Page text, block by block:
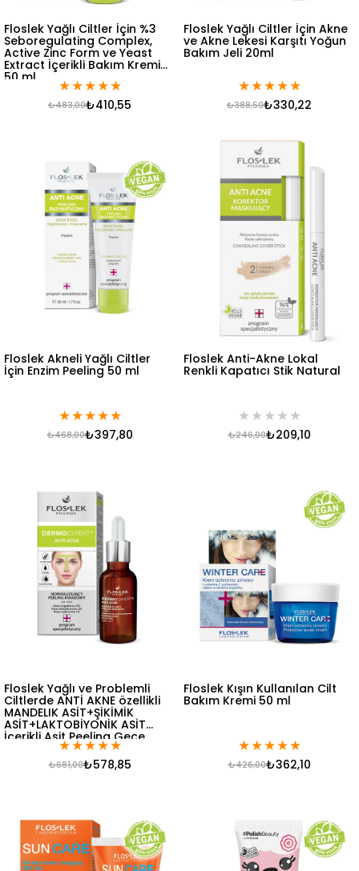
Floslek Yağlı Ciltler İçin %3
Seboregulating Complex,
Active Zinc Form ve Yeast
Extract İçerikli Bakım Kremi
50 ml ★★★★★
₺410,55
₺483,00
Floslek Yağlı Ciltler İçin Akne
ve Akne Lekesi Karşıtı Yoğun
Bakım Jeli 20ml
★★★★★
₺330,22
₺388,50
Floslek Akneli Yağlı Ciltler
İçin Enzim Peeling 50 ml
★★★★★
₺397,80
₺468,00
Floslek Anti-Akne Lokal
Renkli Kapatıcı Stik Natural
★ ★ ★ ★ ★
₺209,10
₺246,00
Floslek Yağlı ve Problemli
Ciltlerde ANTİ AKNE özellikli
MANDELIK ASİT+ŞİKİMİK
ASİT+LAKTOBİYONİK ASİT
İçerikli Asit Peeling Gece
Bakımı 30 ml
★★★★★
₺578,85
₺681,00
Floslek Kışın Kullanılan Cilt
Bakım Kremi 50 ml
★★★★★
₺362,10
₺426,00